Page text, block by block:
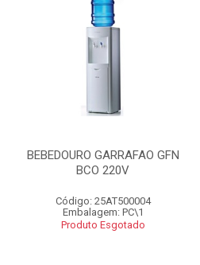
BEBEDOURO GARRAFAO GFN
BCO 220V
Código: 25AT500004
Embalagem: PC\1
Produto Esgotado